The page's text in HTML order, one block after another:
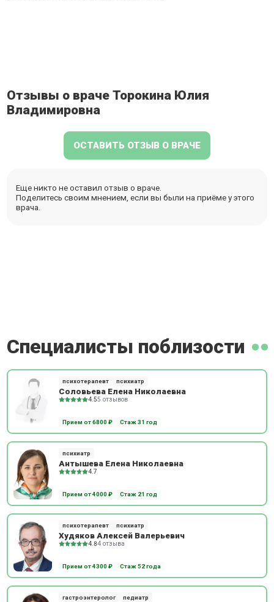
Отзывы о враче Торокина Юлия
Владимировна
ОСТАВИТЬ ОТЗЫВ О ВРАЧЕ
Еще никто не оставил отзыв о враче.
Поделитесь своим мнением, если вы были на приёме у этого
врача.
Специалисты поблизости
психотерапевт психиатр
Соловьева Елена Николаевна
4.55 отзывов
Прием от 6800 ₽ Стаж 31 год
психиатр
Антышева Елена Николаевна
4.7
Прием от 4000 ₽ Стаж 21 год
психотерапевт психиатр
Худяков Алексей Валерьевич
4.84 отзыва
Прием от 4300 ₽ Стаж 52 года
гастроэнтеролог педиатр